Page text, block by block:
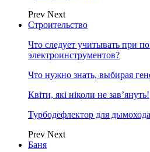
Prev Next
Строительство
Что следует учитывать при
электроинструментов?
Что нужно знать, выбирая
Квіти, які ніколи не зав’януть!
Турбодефлектор для
Prev Next
Баня